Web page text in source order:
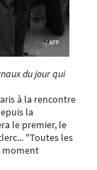
du jour qui
à la rencontre
la
le premier, le
"Toutes les
moment